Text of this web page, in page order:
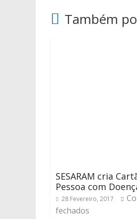
Também
SESARAM cria
Pessoa com
28 Fevereiro, 2017
fechados